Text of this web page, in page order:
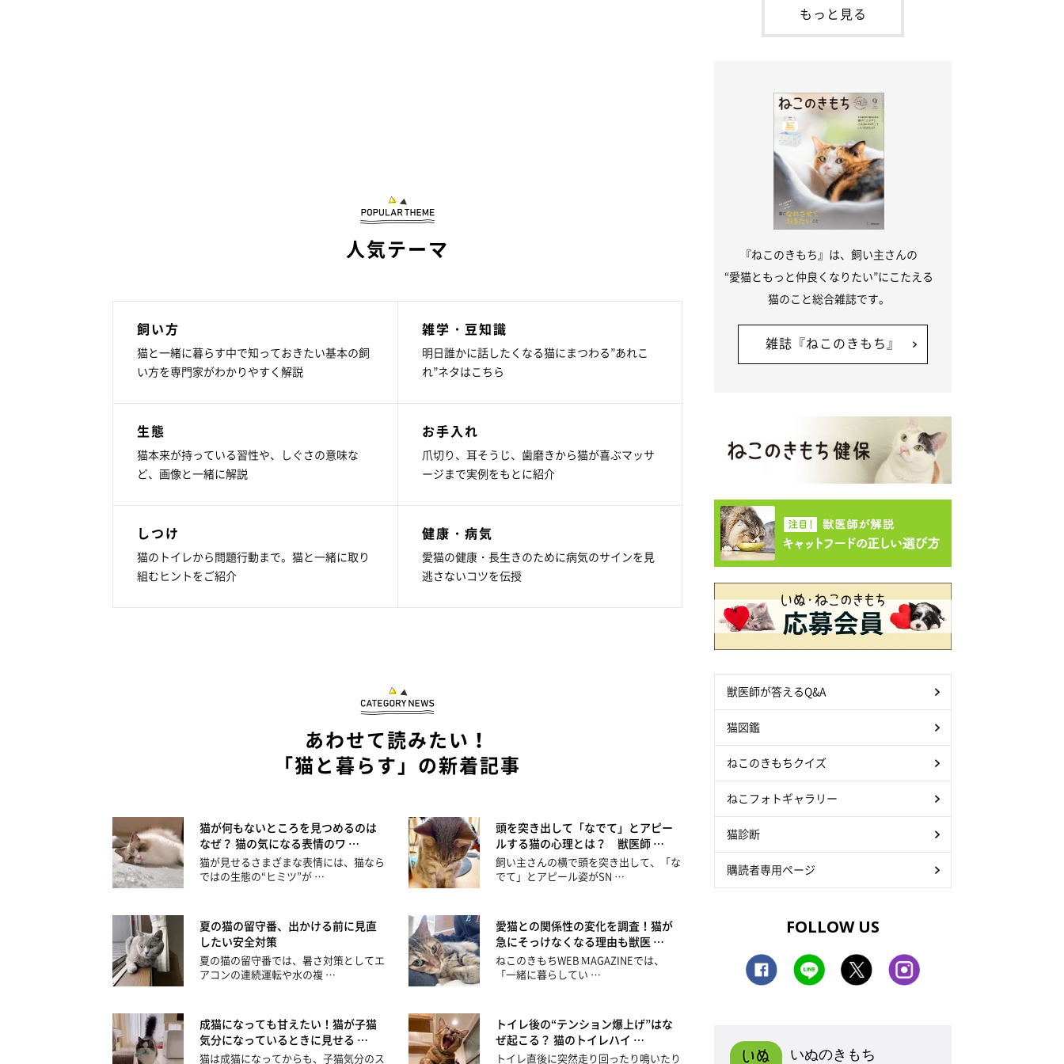
人気テーマ
飼い方
猫と一緒に暮らす中で知っておきたい基本の飼
い方を専門家がわかりやすく解説
雑学・豆知識
明日誰かに話したくなる猫にまつわる”あれこ
れ”ネタはこちら
生態
猫本来が持っている習性や、しぐさの意味な
ど、画像と一緒に解説
お手入れ
爪切り、耳そうじ、歯磨きから猫が喜ぶマッサ
ージまで実例をもとに紹介
しつけ
猫のトイレから問題行動まで。猫と一緒に取り
組むヒントをご紹介
健康・病気
愛猫の健康・長生きのために病気のサインを見
逃さないコツを伝授
あわせて読みたい！
「猫と暮らす」の新着記事
猫が何もないところを見つめるのは
なぜ？ 猫の気になる表情のワ …
猫が見せるさまざまな表情には、猫なら
ではの生態の“ヒミツ”が …
頭を突き出して「なでて」とアピー
ルする猫の心理とは？ 獣医師 …
飼い主さんの横で頭を突き出して、「な
でて」とアピール姿がSN …
夏の猫の留守番、出かける前に見直
したい安全対策
夏の猫の留守番では、暑さ対策としてエ
アコンの連続運転や水の複 …
愛猫との関係性の変化を調査！猫が
急にそっけなくなる理由も獣医 …
ねこのきもちWEB MAGAZINEでは、
「一緒に暮らしてい …
成猫になっても甘えたい！猫が子猫
気分になっているときに見せる …
猫は成猫になってからも、子猫気分のス
トイレ後の“テンション爆上げ”はな
ぜ起こる？ 猫のトイレハイ …
トイレ直後に突然走り回ったり鳴いたり
てお世話を求めるときに鳴き声を使いま
す。子猫なので「ニャー」よりもややか細
い「ミャア」といった鳴き声になります
もっと見る
『ねこのきもち』は、飼い主さんの
“愛猫ともっと仲良くなりたい”にこたえる
猫のこと総合雑誌です。
雑誌『ねこのきもち』
獣医師が答えるQ&A
猫図鑑
ねこのきもちクイズ
ねこフォトギャラリー
猫診断
購読者専用ページ
FOLLOW US
いぬのきもち